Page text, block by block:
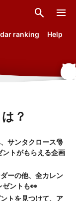
search menu
ranking Help
？
サンタクロース🎅
ントがもらえる企画
ーの他、全カレン
ゼントも👀
トを見つけて、ア